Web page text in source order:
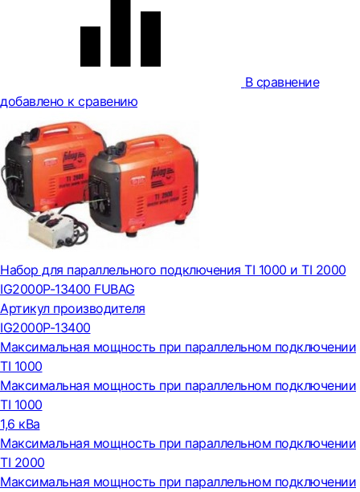
В сравнение
добавлено к сравению
Набор для параллельного подключения TI 1000 и TI 2000
IG2000P-13400 FUBAG
Артикул производителя
IG2000P-13400
Максимальная мощность при параллельном подключении
TI 1000
Максимальная мощность при параллельном подключении
TI 1000
1,6 кВа
Максимальная мощность при параллельном подключении
TI 2000
Максимальная мощность при параллельном подключении